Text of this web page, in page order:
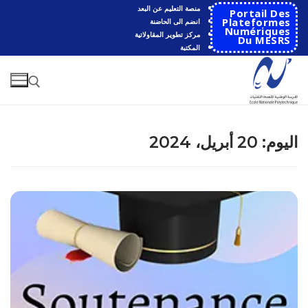
التجاوز
إلى
المحتوى
Portail Des
Plateformes
Numériques
Du MESRS
منصة التعليم عن البعد
انضم الى الحاضنة
مركز تطوير المقاولاتية
المكتبة
المدرسة
مقدمة عن المدرسة
تاريخ المدرسة
الأقســام
الهندسة الاتوماتكية
التعاون
اليوم: 20 أبريل، 2024